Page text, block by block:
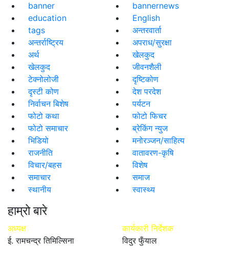
banner
bannernews
education
English
tags
अन्तरवार्ता
अन्तर्राष्ट्रिय
अपराध/सुरक्षा
अर्थ
खेलकुद
खेलकुद
जीवनशैली
टेक्नोलोजी
दृष्टिकोण
दृस्टी कोण
देश परदेश
निर्वाचन बिशेष
पर्यटन
फोटो कथा
फोटो फिचर
फोटो समाचार
ब्रेकिंग न्युज
भिडियो
मनोरञ्जन/साहित्य
राजनीति
वातावरण-कृषि
विचार/बहस
विशेष
समाचार
समाज
स्थानीय
स्वास्थ्य
हाम्रो बारे
अध्यक्ष
ई. रामचन्द्र तिमिल्सिना
कार्यकारी निर्देशक
विदुर फुँयाल